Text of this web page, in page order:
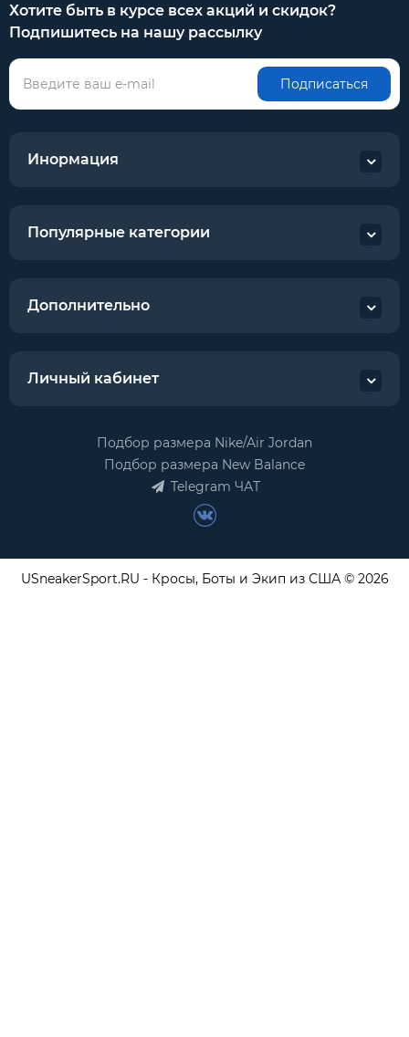
Хотите быть в курсе всех акций и скидок?
Подпишитесь на нашу рассылку
Подписаться
Инормация
Популярные категории
Дополнительно
Личный кабинет
Подбор размера Nike/Air Jordan
Подбор размера New Balance
Telegram ЧАТ
USneakerSport.RU - Кросы, Боты и Экип из США © 2026